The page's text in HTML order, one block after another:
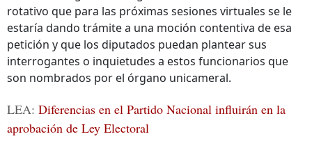
rotativo que para las próximas sesiones virtuales se le
estaría dando trámite a una moción contentiva de esa
petición y que los diputados puedan plantear sus
interrogantes o inquietudes a estos funcionarios que
son nombrados por el órgano unicameral.
LEA: Diferencias en el Partido Nacional influirán en la
aprobación de Ley Electoral